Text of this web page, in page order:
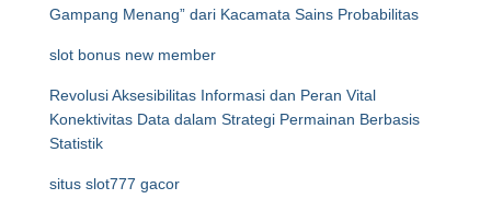
Gampang Menang” dari Kacamata Sains Probabilitas
slot bonus new member
Revolusi Aksesibilitas Informasi dan Peran Vital
Konektivitas Data dalam Strategi Permainan Berbasis
Statistik
situs slot777 gacor